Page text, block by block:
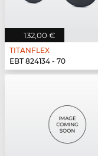
132,00 €
TITANFLEX
EBT 824134 - 70